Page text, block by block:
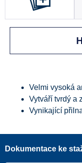
Velmi vysoká
Vytváří tvrdý a
Vynikající
Dokumentace ke